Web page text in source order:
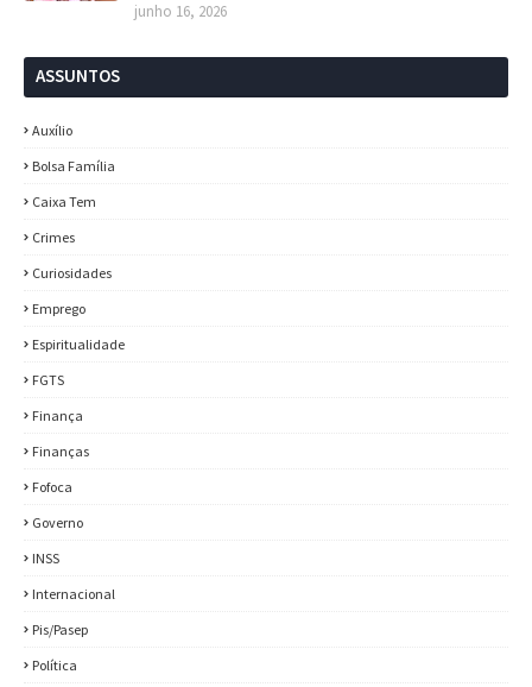
junho 16, 2026
ASSUNTOS
Auxílio
Bolsa Família
Caixa Tem
Crimes
Curiosidades
Emprego
Espiritualidade
FGTS
Finança
Finanças
Fofoca
Governo
INSS
Internacional
Pis/Pasep
Política